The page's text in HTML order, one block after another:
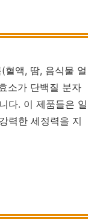
혈액, 땀, 음식물 얼
소가 단백질 분자
다. 이 제품들은 일
력한 세정력을 지